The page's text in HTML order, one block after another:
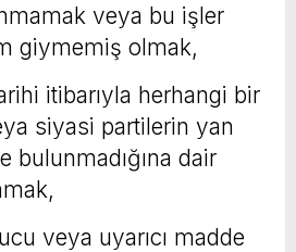
veya bu işler
giymemiş olmak,
itibarıyla herhangi bir
siyasi partilerin yan
bulunmadığına dair
veya uyarıcı madde